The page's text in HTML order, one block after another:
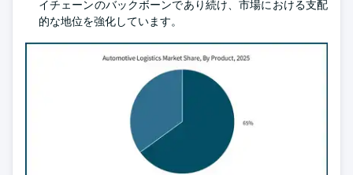
イチェーンのバックボーンであり続け、市場における支配
的な地位を強化しています。